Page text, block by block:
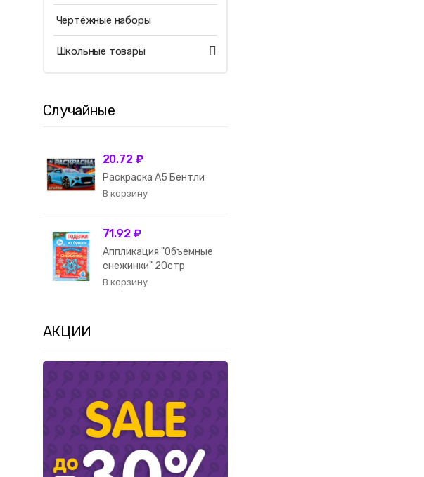
Чертёжные наборы
Школьные товары
Случайные
20.72 ₽
Раскраска А5 Бентли
71.92 ₽
Аппликация "Объемные
снежинки" 20стр
АКЦИИ